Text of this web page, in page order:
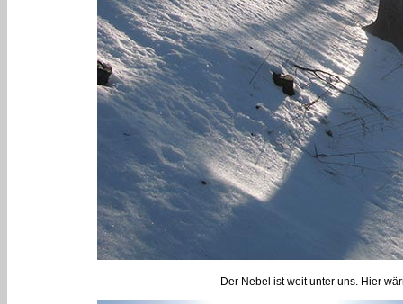
Der Nebel ist weit unter uns. Hier